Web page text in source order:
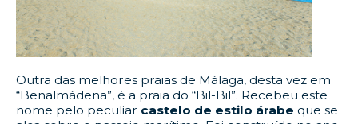
Outra das melhores praias de Málaga, desta vez em
“Benalmádena”, é a praia do “Bil-Bil”. Recebeu este
nome pelo peculiar castelo de estilo árabe que se